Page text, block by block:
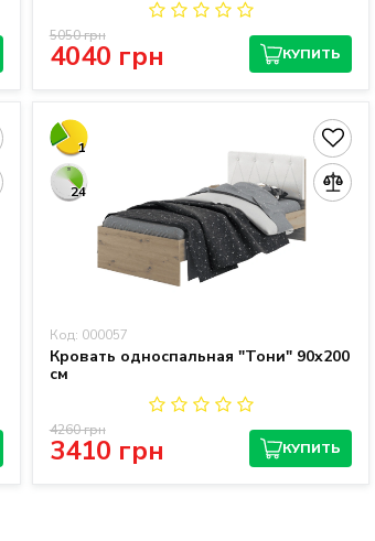
4040 грн
5050 грн
КУПИТЬ
1
24
Код: 000057
Кровать односпальная "Тони" 90x200
см
3410 грн
4260 грн
КУПИТЬ